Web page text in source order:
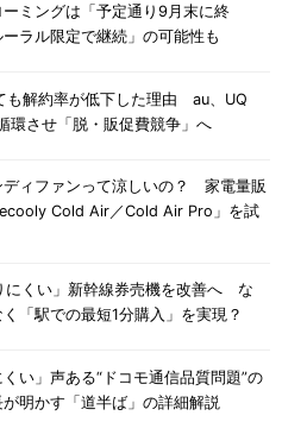
ミングは「予定通り9月末に終
ラル限定で継続」の可能性も
も解約率が低下した理由 au、UQ
環させ「脱・販促費競争」へ
ディファンって涼しいの？ 家電量販
Cold Air／Cold Air Pro」を試
にくい」新幹線券売機を改善へ な
「駅での最短1分購入」を実現？
い」声ある“ドコモ通信品質問題”の
明かす「道半ば」の詳細解説